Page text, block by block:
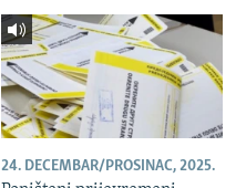
24. DECEMBAR/PROSINAC, 2025.